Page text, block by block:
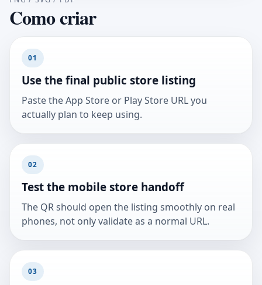
Como criar
01
Use the final public store listing
Paste the App Store or Play Store URL you
actually plan to keep using.
02
Test the mobile store handoff
The QR should open the listing smoothly on real
phones, not only validate as a normal URL.
03